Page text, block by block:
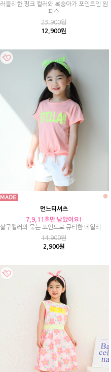
러블리한 핑크 컬러와 복숭아가 포인트인 원
피스
23,900원
12,900원
먼느티셔츠
7,9,11호만 남았어요!
살구컬러와 묶는 포인트로 큐티한 데일리 티
셔츠
14,900원
2,900원